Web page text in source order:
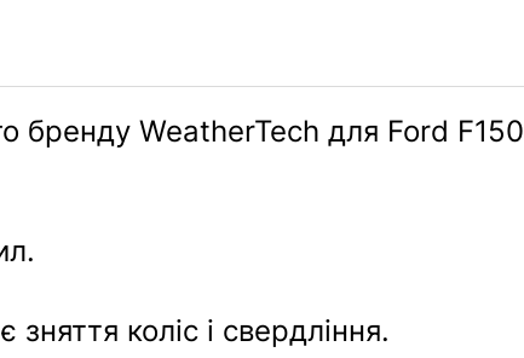
бренду WeatherTech для Ford F150
коліс і свердління.